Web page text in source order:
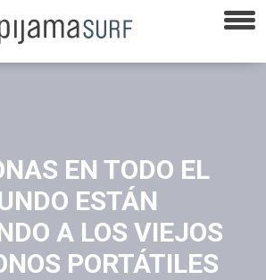
EN TODO EL
ESTÁN
A LOS VIEJOS
PORTÁTILES